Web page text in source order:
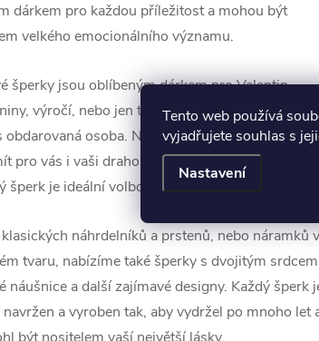
Tento web používá
vyjadřujete souhlas s
Nastavení
dárkem pro každou příležitost a mohou být
velkého emocionálního významu.
šperky jsou oblíbeným dárkem pro Valentin,
výročí, nebo jen tak, aby ukázaly, jak důležitá
obdarovaná osoba. Navíc, pokud hledáte něco,
pro vás i vaši drahou polovičku společný
šperk je ideální volbou.
náhrdelníků a prstenů, nebo náramků
tvaru, nabízíme také šperky s dvojitým
náušnice a další zajímavé designy. Každý šperk
navržen a vyroben tak, aby vydržel po mnoho let